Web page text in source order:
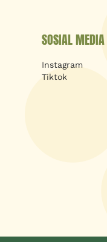
SOSIAL MEDIA
Instagram
Tiktok